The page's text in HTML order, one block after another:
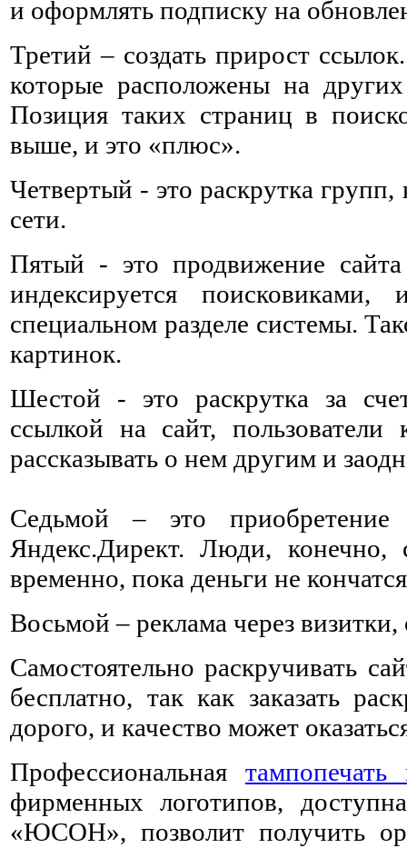
и оформлять подписку на
Третий – создать прирост
которые расположены на
Позиция таких страниц в
выше, и это «плюс».
Четвертый - это раскрутка
сети.
Пятый - это продвижение
индексируется
специальном разделе системы.
картинок.
Шестой - это раскрутка за
ссылкой на сайт,
рассказывать о нем другим и
Седьмой – это
Яндекс.Директ. Люди, конечно,
временно, пока деньги не
Восьмой – реклама через визитки,
Самостоятельно раскручивать
бесплатно, так как заказать
дорого, и качество может
Профессиональная
фирменных логотипов,
«ЮСОН», позволит получить